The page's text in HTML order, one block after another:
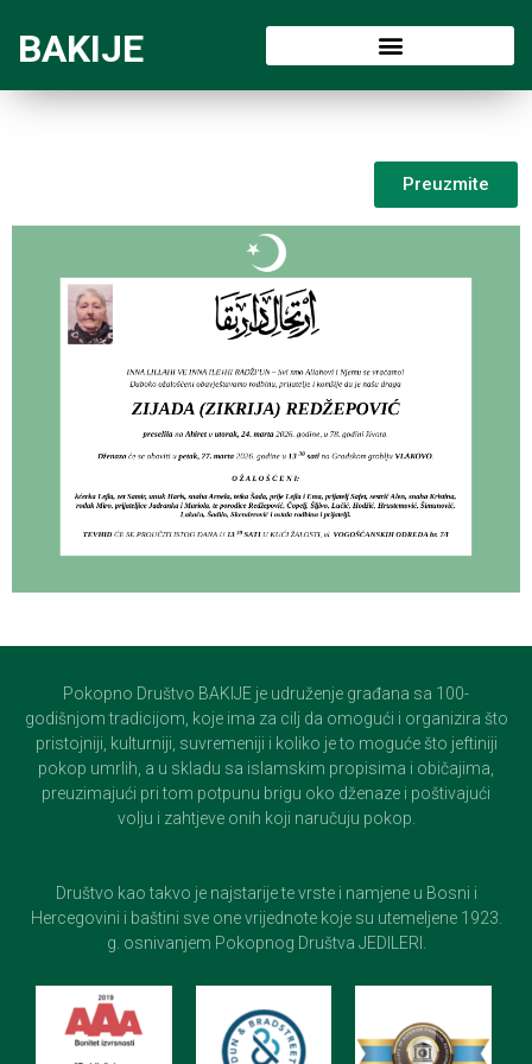
BAKIJE
Preuzmite
Pokopno Društvo BAKIJE je udruženje građana sa 100-
godišnjom tradicijom, koje ima za cilj da omogući i organizira što
pristojniji, kulturniji, suvremeniji i koliko je to moguće što jeftiniji
pokop umrlih, a u skladu sa islamskim propisima i običajima,
preuzimajući pri tom potpunu brigu oko dženaze i poštivajući
volju i zahtjeve onih koji naručuju pokop.
Društvo kao takvo je najstarije te vrste i namjene u Bosni i
Hercegovini i baštini sve one vrijednote koje su utemeljene 1923.
g. osnivanjem Pokopnog Društva JEDILERI.